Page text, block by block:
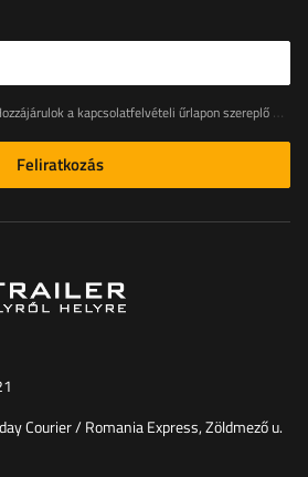
személyes adataimnak az Európai Parlament és a Tanács (EU) rendeletével összhangban történő kezeléséhez
Feliratkozás
Courier / Romania Express, Zöldmező u.